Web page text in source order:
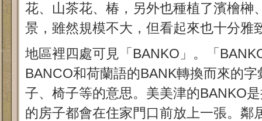
花、山茶花、椿，另外也種植了濱檜榊
景，雖然規模不大，但看起來也十分雅
地區裡四處可見「BANKO」。「
BANCO和荷蘭語的BANK轉換而來的
子、椅子等的意思。美美津的BANKO
的房子都會在住家門口前放上一張。鄰